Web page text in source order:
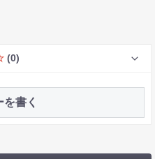
(0)
を書く